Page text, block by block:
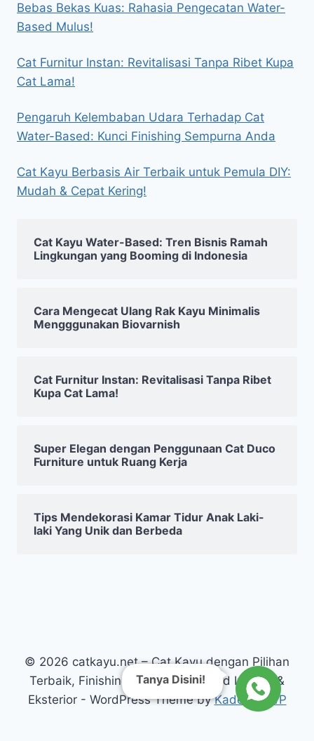
Bebas Bekas Kuas: Rahasia Pengecatan Water-
Based Mulus!
Cat Furnitur Instan: Revitalisasi Tanpa Ribet Kupa
Cat Lama!
Pengaruh Kelembaban Udara Terhadap Cat
Water-Based: Kunci Finishing Sempurna Anda
Cat Kayu Berbasis Air Terbaik untuk Pemula DIY:
Mudah & Cepat Kering!
Cat Kayu Water-Based: Tren Bisnis Ramah
Lingkungan yang Booming di Indonesia
Cara Mengecat Ulang Rak Kayu Minimalis
Mengggunakan Biovarnish
Cat Furnitur Instan: Revitalisasi Tanpa Ribet
Kupa Cat Lama!
Super Elegan dengan Penggunaan Cat Duco
Furniture untuk Ruang Kerja
Tips Mendekorasi Kamar Tidur Anak Laki-
laki Yang Unik dan Berbeda
© 2026 catkayu.net – Cat Kayu dengan Pilihan
Terbaik, Finishing Kayu Warna Solid Interior &
Eksterior - WordPress Theme byKadence WP
Tanya Disini!